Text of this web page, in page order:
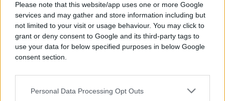
Please note that this website/app uses one or more Google
services and may gather and store information including but
not limited to your visit or usage behaviour. You may click to
grant or deny consent to Google and its third-party tags to
use your data for below specified purposes in below Google
consent section.
Personal Data Processing Opt Outs
Ako uz lupanje srca osjetite bol u grudima,
vrtoglavicu ili nesvjesticu, odmah se javite ljekaru.
Isto važi i za osobe koje već imaju dijagnosticirane
srčane bolesti ili aritmije.
Najbolji lijek je prevencija. Doktori savjetuju da